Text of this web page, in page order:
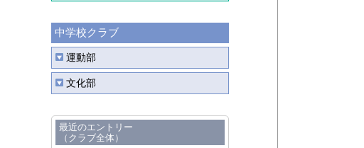
中学校クラブ
運動部
文化部
最近のエントリー
（クラブ全体）